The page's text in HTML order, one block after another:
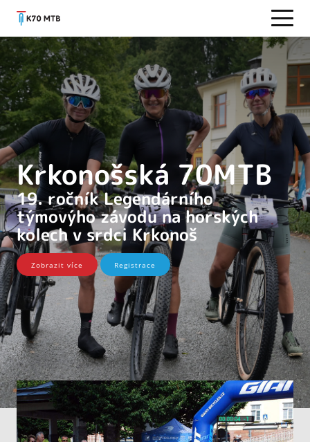
Krkonošská 70MTB
19. ročník Legendárního
týmovýho závodu na horských
kolech v srdci Krkonoš
Zobrazit více Registrace